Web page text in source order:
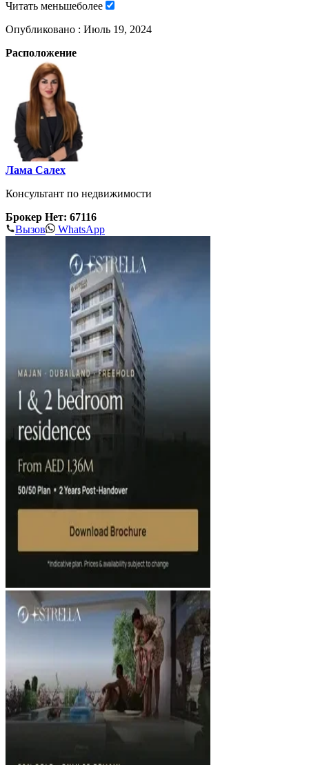
Читать меньшеболее
Опубликовано : Июль 19, 2024
Расположение
Лама Салех
Консультант по недвижимости
Брокер Нет: 67116
Вызов
WhatsApp